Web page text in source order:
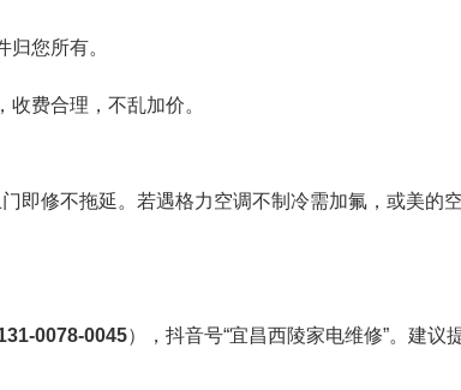
您所有。
费合理，不乱加价。
即修不拖延。若遇格力空调不制冷需加氟，或美
0078-0045），抖音号“宜昌西陵家电维修”。建议